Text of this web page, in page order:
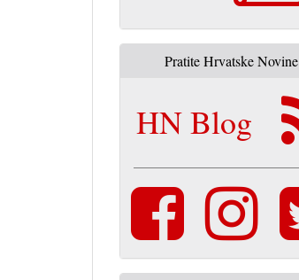
Pratite Hrvatske Novine
HN Blog